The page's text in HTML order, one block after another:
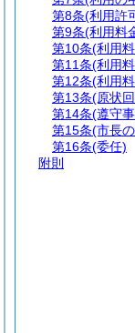
第8条(利用許
第9条(利用料
第10条(利用
第11条(利用
第12条(利用
第13条(原状
第14条(遵守
第15条(市長
第16条(委任)
附則